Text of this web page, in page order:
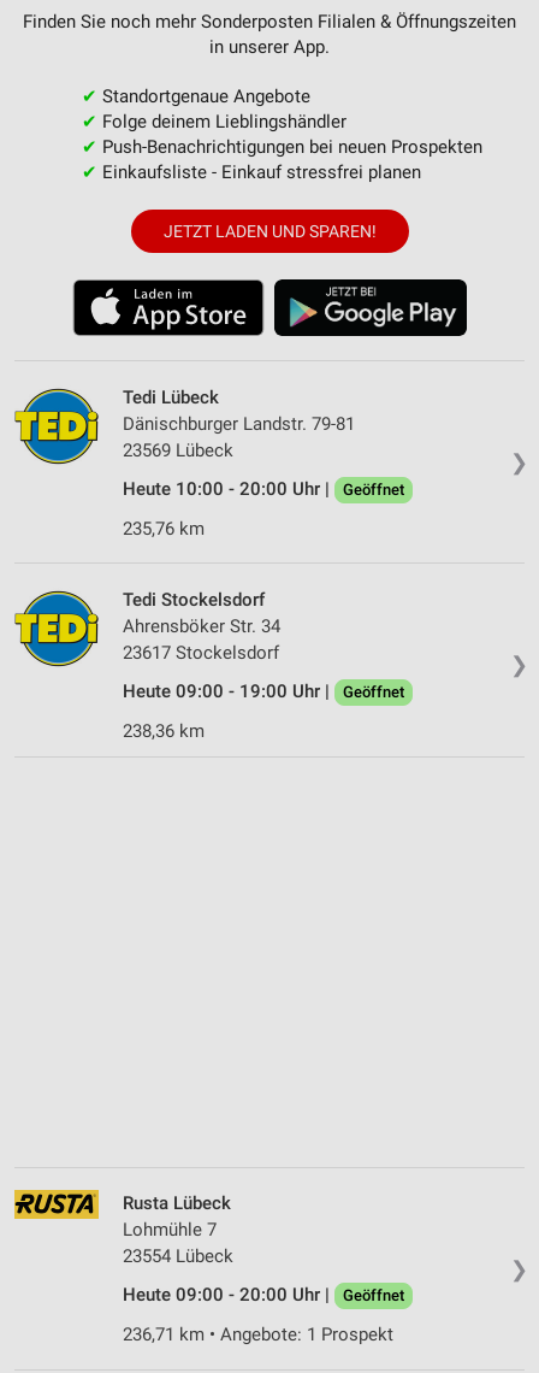
Finden Sie noch mehr Sonderposten Filialen & Öffnungszeiten
in unserer App.
✔ Standortgenaue Angebote
✔ Folge deinem Lieblingshändler
✔ Push-Benachrichtigungen bei neuen Prospekten
✔ Einkaufsliste - Einkauf stressfrei planen
JETZT LADEN UND SPAREN!
❯
Tedi Lübeck
Dänischburger Landstr. 79-81
23569 Lübeck
Heute 10:00 - 20:00 Uhr |
Geöffnet
235,76 km
❯
Tedi Stockelsdorf
Ahrensböker Str. 34
23617 Stockelsdorf
Heute 09:00 - 19:00 Uhr |
Geöffnet
238,36 km
❯
Rusta Lübeck
Lohmühle 7
23554 Lübeck
Heute 09:00 - 20:00 Uhr |
Geöffnet
236,71 km • Angebote: 1 Prospekt